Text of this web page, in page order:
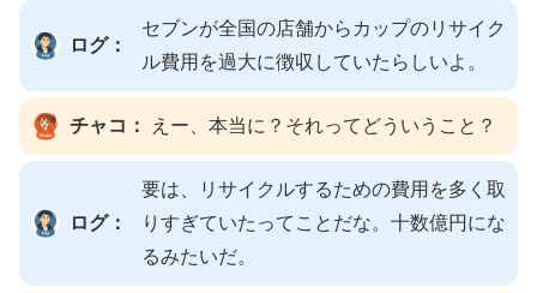
ログ：
セブンが全国の店舗からカップのリサイク
ル費用を過大に徴収していたらしいよ。
チャコ： えー、本当に？それってどういうこと？
ログ：
要は、リサイクルするための費用を多く取
りすぎていたってことだな。十数億円にな
るみたいだ。